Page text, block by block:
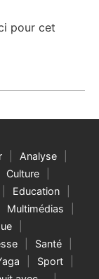
pour cet
Analyse
Culture
Education
Multimédias
Santé
Sport